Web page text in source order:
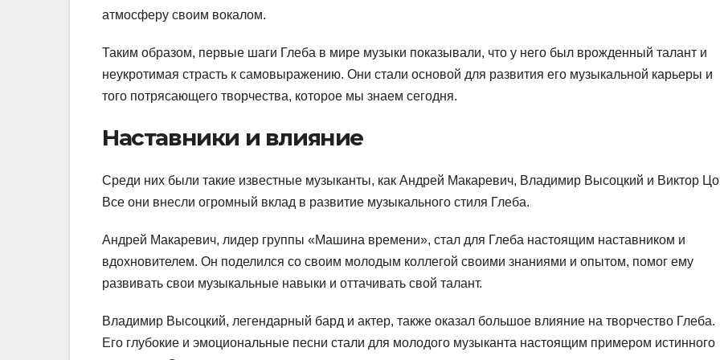
атмосферу своим вокалом.
Таким образом, первые шаги Глеба в мире музыки показывали, что у него был врожденный талант и
неукротимая страсть к самовыражению. Они стали основой для развития его музыкальной карьеры и
того потрясающего творчества, которое мы знаем сегодня.
Наставники и влияние
Среди них были такие известные музыканты, как Андрей Макаревич, Владимир Высоцкий и Виктор
Все они внесли огромный вклад в развитие музыкального стиля Глеба.
Андрей Макаревич, лидер группы «Машина времени», стал для Глеба настоящим наставником и
вдохновителем. Он поделился со своим молодым коллегой своими знаниями и опытом, помог ему
развивать свои музыкальные навыки и оттачивать свой талант.
Владимир Высоцкий, легендарный бард и актер, также оказал большое влияние на творчество Глеба.
Его глубокие и эмоциональные песни стали для молодого музыканта настоящим примером истинного